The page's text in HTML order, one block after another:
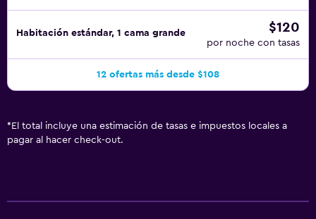
Habitación estándar, 1 cama grande $120
por noche con tasas
12 ofertas más desde $108
* El total incluye una estimación de tasas e impuestos locales a
pagar al hacer check-out.